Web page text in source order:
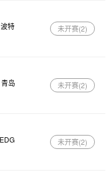
特
未开赛(2)
岛 未开赛(2)
未开赛(2)